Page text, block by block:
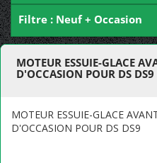
Filtre : Neuf + Occasion
MOTEUR ESSUIE-GLACE
D'OCCASION POUR DS DS9
MOTEUR ESSUIE-GLACE
D'OCCASION POUR DS DS9